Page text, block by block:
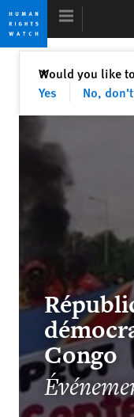
Skip
to
cookie
privacy
Skip
to
main
content
Rapport
La
Kenneth Roth
Ex-Directeur exécutif
The Lost Years
Overreach
When
Would you like
Yes
No,
✕Fermer
Congo